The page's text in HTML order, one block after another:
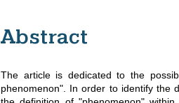
Abstract
The article is dedicated to the
phenomenon". In order to identify the